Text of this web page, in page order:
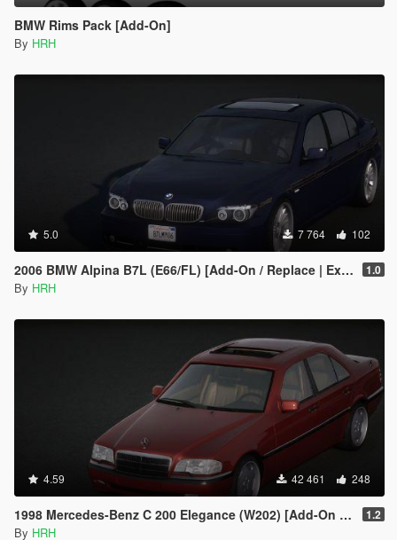
BMW Rims Pack [Add-On]
By HRH
5.0 7 764 102
2006 BMW Alpina B7L (E66/FL) [Add-On / Replace | Extras | Tuning] 1.0
By HRH
4.59 42 461 248
1998 Mercedes-Benz C 200 Elegance (W202) [Add-On / Replace | Extras | Tuning] 1.2
By HRH